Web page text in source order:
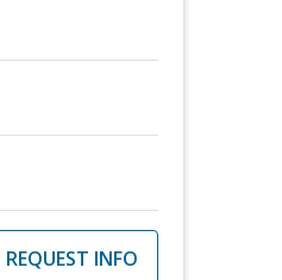
REQUEST INFO